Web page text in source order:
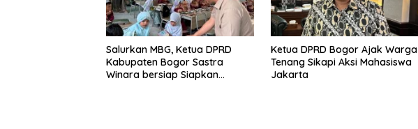
Salurkan MBG, Ketua DPRD
Kabupaten Bogor Sastra
Winara bersiap Siapkan
Ketua DPRD Bogor Ajak Warga
Tenang Sikapi Aksi Mahasiswa
Jakarta